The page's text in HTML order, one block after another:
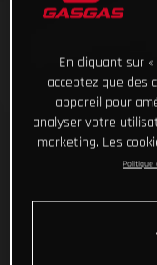
En cliquant sur
acceptez que des
appareil pour
analyser votre
marketing. Les
Politique